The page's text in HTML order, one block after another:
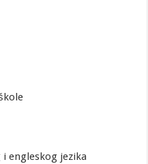
engleskog jezika